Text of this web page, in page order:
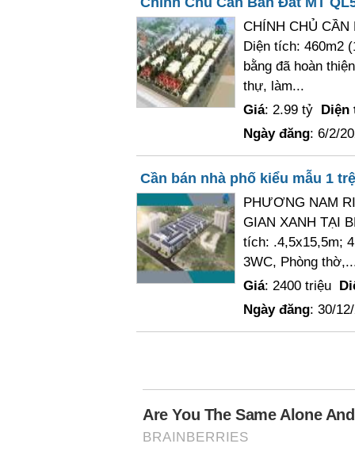
CHÍNH CHỦ CẦN
Diện tích: 460m2
bằng đã hoàn
thự, làm...
Giá: 2.99 tỷ
Diện
Ngày đăng: 6/2/
Cần bán nhà phố kiểu mẫu 1
PHƯƠNG NAM
GIAN XANH TẠI
tích: .4,5x15,5m;
3WC, Phòng
Giá: 2400 triệu
Ngày đăng: 30/